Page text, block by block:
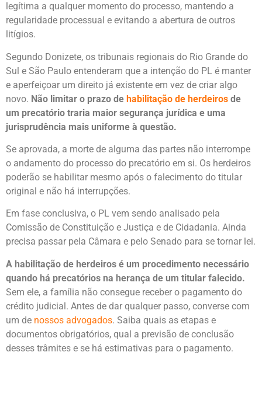
legítima a qualquer momento do processo, mantendo a
regularidade processual e evitando a abertura de outros
litígios.
Segundo Donizete, os tribunais regionais do Rio Grande do
Sul e São Paulo entenderam que a intenção do PL é manter
e aperfeiçoar um direito já existente em vez de criar algo
novo. Não limitar o prazo de habilitação de herdeiros de
um precatório traria maior segurança jurídica e uma
jurisprudência mais uniforme à questão.
Se aprovada, a morte de alguma das partes não interrompe
o andamento do processo do precatório em si. Os herdeiros
poderão se habilitar mesmo após o falecimento do titular
original e não há interrupções.
Em fase conclusiva, o PL vem sendo analisado pela
Comissão de Constituição e Justiça e de Cidadania. Ainda
precisa passar pela Câmara e pelo Senado para se tornar lei.
A habilitação de herdeiros é um procedimento necessário
quando há precatórios na herança de um titular falecido.
Sem ele, a família não consegue receber o pagamento do
crédito judicial. Antes de dar qualquer passo, converse com
um de nossos advogados. Saiba quais as etapas e
documentos obrigatórios, qual a previsão de conclusão
desses trâmites e se há estimativas para o pagamento.